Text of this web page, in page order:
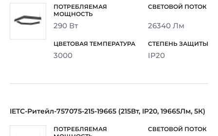
290 Вт 26340 Лм
3000 IP20
IETC-Ритейл-757075-215-19665 (215Вт, IP20, 19665Лм, 5К)